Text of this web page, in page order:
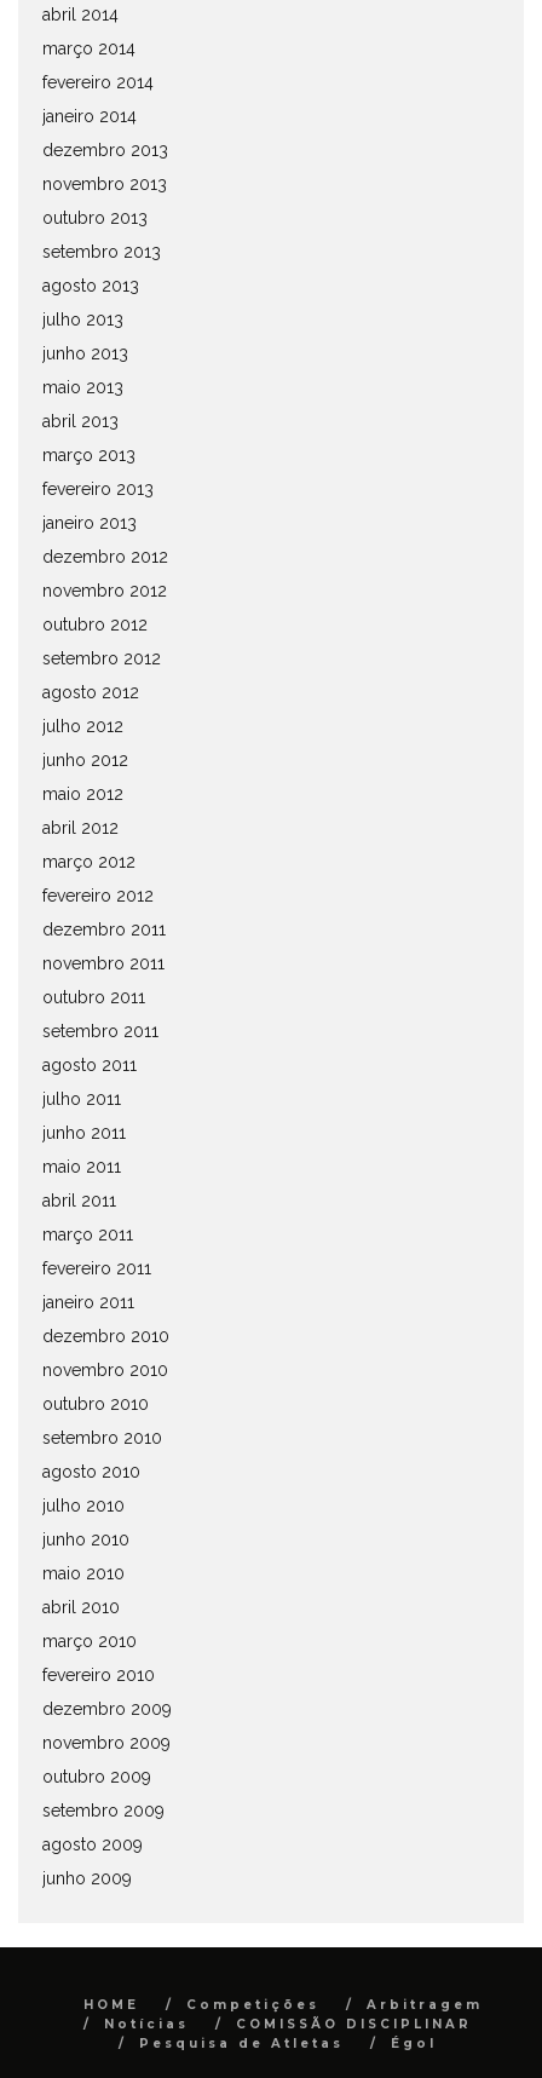
abril 2014
março 2014
fevereiro 2014
janeiro 2014
dezembro 2013
novembro 2013
outubro 2013
setembro 2013
agosto 2013
julho 2013
junho 2013
maio 2013
abril 2013
março 2013
fevereiro 2013
janeiro 2013
dezembro 2012
novembro 2012
outubro 2012
setembro 2012
agosto 2012
julho 2012
junho 2012
maio 2012
abril 2012
março 2012
fevereiro 2012
dezembro 2011
novembro 2011
outubro 2011
setembro 2011
agosto 2011
julho 2011
junho 2011
maio 2011
abril 2011
março 2011
fevereiro 2011
janeiro 2011
dezembro 2010
novembro 2010
outubro 2010
setembro 2010
agosto 2010
julho 2010
junho 2010
maio 2010
abril 2010
março 2010
fevereiro 2010
dezembro 2009
novembro 2009
outubro 2009
setembro 2009
agosto 2009
junho 2009
HOME Competições
Arbitragem
Notícias
COMISSÃO DISCIPLINAR
Pesquisa de Atletas
Égol